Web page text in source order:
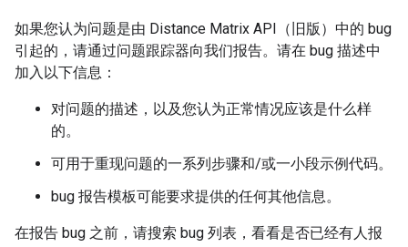
如果您认为问题是由 Distance Matrix API（旧版）中的 bug
引起的，请通过问题跟踪器向我们报告。请在 bug 描述中
加入以下信息：
对问题的描述，以及您认为正常情况应该是什么样
的。
可用于重现问题的一系列步骤和/或一小段示例代码。
bug 报告模板可能要求提供的任何其他信息。
在报告 bug 之前，请搜索 bug 列表，看看是否已经有人报